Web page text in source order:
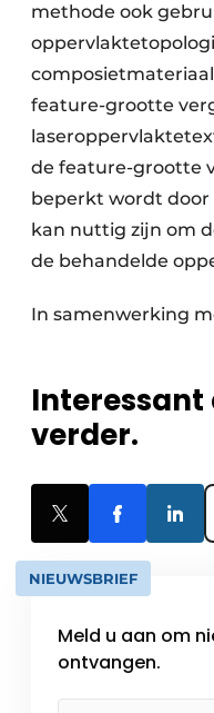
methode ook
feature-grootte
de feature-grootte
beperkt wordt
kan nuttig zijn om
de behandelde
In samenwerking
Interessant
verder.
NIEUWSBRIEF
Meld u aan om
ontvangen.